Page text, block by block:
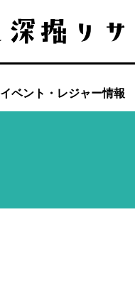
イベント・レジャー情報